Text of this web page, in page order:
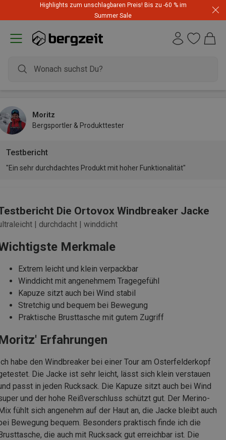
Highlights zum unschlagbaren Preis! Bis zu -60 % im
Summer Sale
Testbericht
Moritz
Bergsportler & Produkttester
"Ein sehr durchdachtes Produkt mit hoher Funktionalität"
Die Ortovox Windbreaker Jacke
| durchdacht | winddicht
Merkmale
Extrem leicht und klein verpackbar
Winddicht mit angenehmem Tragegefühl
Kapuze sitzt auch bei Wind stabil
Stretchig und bequem bei Bewegung
Praktische Brusttasche mit gutem Zugriff
Erfahrungen
habe den Windbreaker bei einer Tour am Osterfelderkopf
Die Jacke ist sehr leicht, lässt sich klein verstauen
passt in jeden Rucksack. Die Kapuze sitzt auch bei Wind
und der hohe Reißverschluss schützt gut. Der Merino-
fühlt sich angenehm auf der Haut an, die Jacke bleibt auch
Bewegung bequem. Besonders praktisch finde ich die
die auch mit Rucksack gut erreichbar ist. Die